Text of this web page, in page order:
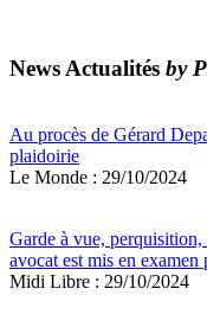
News Actualités by
Au procès de Gérard
plaidoirie
Le Monde : 29/10/2024
Garde à vue,
avocat est mis en
Midi Libre : 29/10/2024